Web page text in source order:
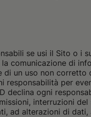
se usi il Sito o i
comunicazione di
un uso non corretto
responsabilità per
declina ogni
interruzioni
ad alterazioni di